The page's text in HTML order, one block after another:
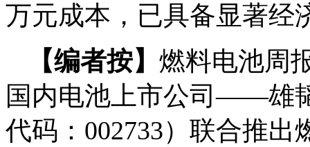
万元成本，已具备显著经
【编者按】 燃料电池周
国内电池上市公司——雄
代码：002733）联合推